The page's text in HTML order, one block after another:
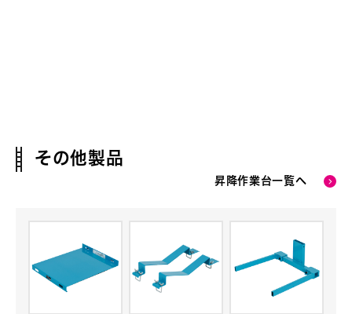
その他製品
昇降作業台一覧へ